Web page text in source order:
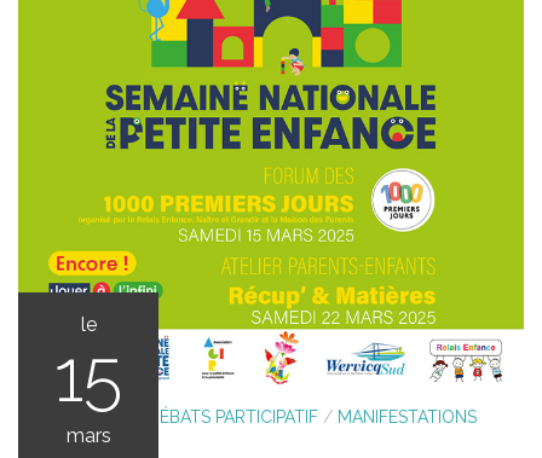
VIE PRATIQUE DÉBATS PARTICIPATIF / MANIFESTATIONS
ASSOCIATIVES
le
15
mars